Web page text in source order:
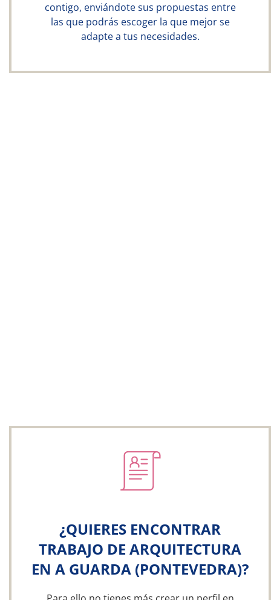
contigo, enviándote sus propuestas entre
las que podrás escoger la que mejor se
adapte a tus necesidades.
¿QUIERES ENCONTRAR
TRABAJO DE ARQUITECTURA
EN A GUARDA (PONTEVEDRA)?